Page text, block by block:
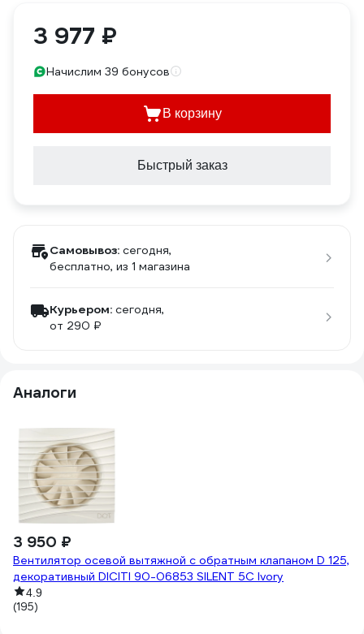
3 977 ₽
Начислим 39 бонусов
В корзину
Быстрый заказ
Самовывоз: сегодня,
бесплатно, из 1 магазина
Курьером: сегодня,
от 290 ₽
Аналоги
3 950 ₽
Вентилятор осевой вытяжной с обратным клапаном D 125,
декоративный DICITI 90-06853 SILENT 5C Ivory
4.9
(195)